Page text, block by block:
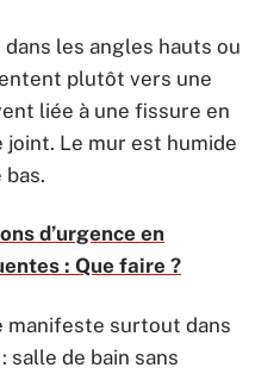
les angles hauts ou
plutôt vers une
liée à une fissure en
joint. Le mur est humide
bas.
d’urgence en
: Que faire ?
manifeste surtout dans
salle de bain sans